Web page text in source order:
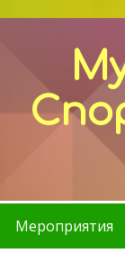
Мероприятия